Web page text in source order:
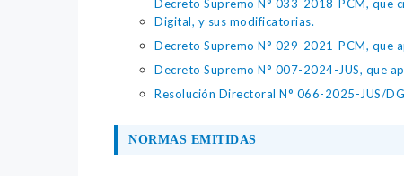
Decreto Supremo N° 033-2018-PCM, que
Digital, y sus modificatorias.
Decreto Supremo N° 029-2021-PCM, que
Decreto Supremo N° 007-2024-JUS, que
Resolución Directoral N° 066-2025-JUS/
NORMAS EMITIDAS